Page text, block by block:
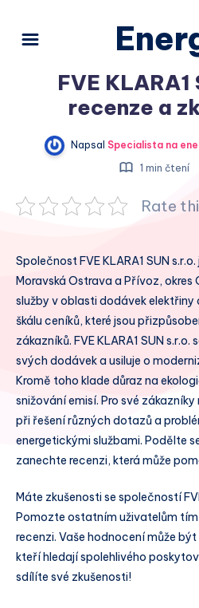
FVE KLARA1
recenze a
Napsal Specialista na
1 min čtení
Rate
Společnost FVE KLARA1 SUN
Moravská Ostrava a Přívoz,
služby v oblasti dodávek elektřiny
škálu ceníků, které jsou
zákazníků. FVE KLARA1 SUN
svých dodávek a usiluje o
Kromě toho klade důraz na
snižování emisí. Pro své
při řešení různých dotazů a
energetickými službami. Podělte
zanechte recenzi, která může
Máte zkušenosti se společností
Pomozte ostatním uživatelům
recenzi. Vaše hodnocení může
kteří hledají spolehlivého
sdílíte své zkušenosti!